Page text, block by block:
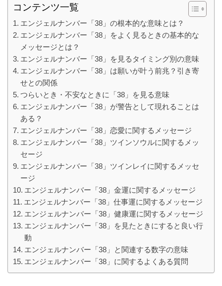
コンテンツ一覧
エンジェルナンバー「38」の根本的な意味とは？
エンジェルナンバー「38」をよく見るときの基本的な
メッセージとは？
エンジェルナンバー「38」を見るタイミング別の意味
エンジェルナンバー「38」は願いが叶う前兆？引き寄
せとの関係
つらいとき・不安なときに「38」を見る意味
エンジェルナンバー「38」が警告として現れることは
ある？
エンジェルナンバー「38」恋愛に関するメッセージ
エンジェルナンバー「38」ツインソウルに関するメッ
セージ
エンジェルナンバー「38」ツインレイに関するメッセ
ージ
エンジェルナンバー「38」金運に関するメッセージ
エンジェルナンバー「38」仕事運に関するメッセージ
エンジェルナンバー「38」健康運に関するメッセージ
エンジェルナンバー「38」を見たときにすると良い行
動
エンジェルナンバー「38」と関連する数字の意味
エンジェルナンバー「38」に関するよくある質問